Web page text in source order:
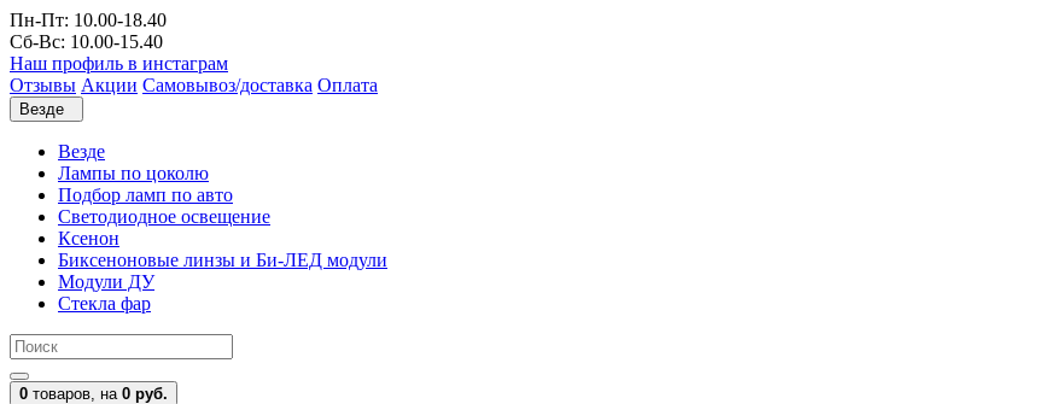
Пн-Пт: 10.00-18.40
Cб-Вс: 10.00-15.40
Наш профиль в инстаграм
Отзывы Акции Самовывоз/доставка Оплата
Везде
Везде
Лампы по цоколю
Подбор ламп по авто
Светодиодное освещение
Ксенон
Биксеноновые линзы и Би-ЛЕД модули
Модули ДУ
Стекла фар
0 товаров, на 0 руб.